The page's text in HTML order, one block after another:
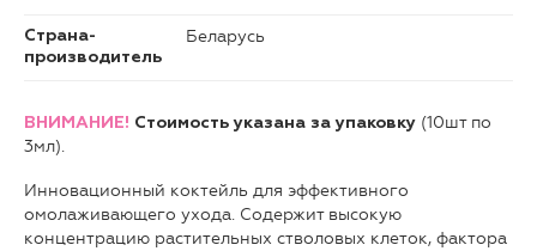
Страна-
производитель
Беларусь
ВНИМАНИЕ! Стоимость указана за упаковку (10шт по
3мл).
Инновационный коктейль для эффективного
омолаживающего ухода. Содержит высокую
концентрацию растительных стволовых клеток, фактора